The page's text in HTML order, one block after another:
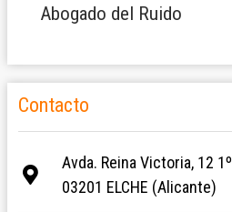
Abogado del Ruido
Contacto
Avda. Reina Victoria, 12 1º
03201 ELCHE (Alicante)